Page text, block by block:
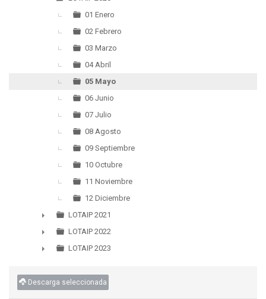
01 Enero
02 Febrero
03 Marzo
04 Abril
05 Mayo
06 Junio
07 Julio
08 Agosto
09 Septiembre
10 Octubre
11 Noviembre
12 Diciembre
►
LOTAIP 2021
►
LOTAIP 2022
LOTAIP 2023
Descarga seleccionada